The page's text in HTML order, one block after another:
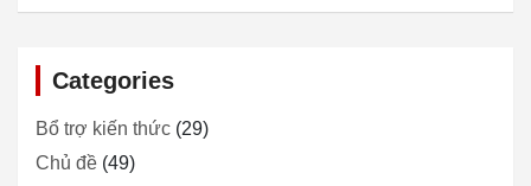
a
Categories
Bổ trợ kiến thức (29)
Chủ đề (49)